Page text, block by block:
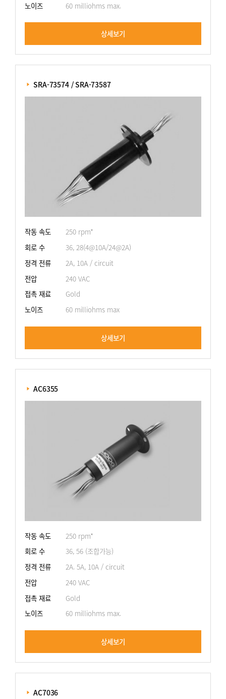
노이즈
60 milliohms max.
상세보기
SRA-73574 / SRA-73587
작동 속도
250 rpm*
회로 수
36, 28(4@10A/24@2A)
정격 전류
2A, 10A / circuit
전압
240 VAC
접촉 재료
Gold
노이즈
60 milliohms max
상세보기
AC6355
작동 속도
250 rpm*
회로 수
36, 56 (조합가능)
정격 전류
2A. 5A, 10A / circuit
전압
240 VAC
접촉 재료
Gold
노이즈
60 milliohms max.
상세보기
AC7036